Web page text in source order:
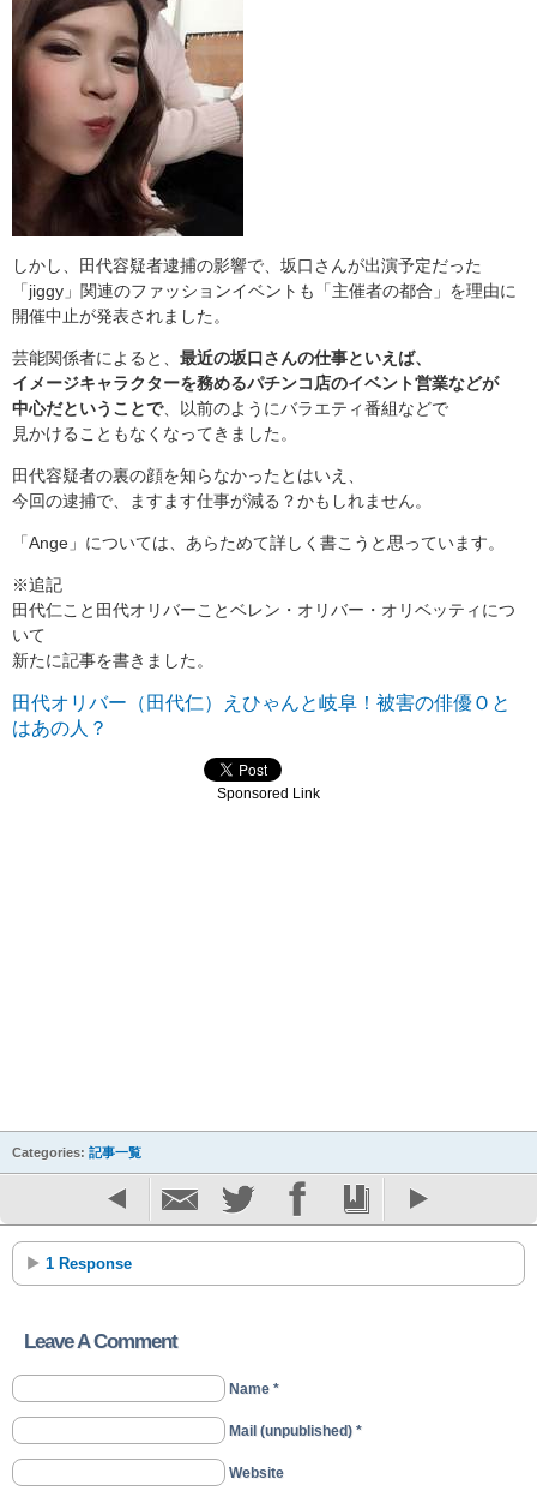
しかし、田代容疑者逮捕の影響で、坂口さんが出演予定だった
「jiggy」関連のファッションイベントも「主催者の都合」を理由に
開催中止が発表されました。
芸能関係者によると、 最近の坂口さんの仕事といえば、
イメージキャラクターを務めるパチンコ店のイベント営業などが
中心だということで、以前のようにバラエティ番組などで
見かけることもなくなってきました。
田代容疑者の裏の顔を知らなかったとはいえ、
今回の逮捕で、ますます仕事が減る？かもしれません。
「Ange」については、あらためて詳しく書こうと思っています。
※追記
田代仁こと田代オリバーことベレン・オリバー・オリベッティにつ
いて
新たに記事を書きました。
田代オリバー（田代仁）えひゃんと岐阜！被害の俳優Ｏと
はあの人？
Sponsored Link
Categories: 記事一覧
1 Response
Leave A Comment
Name *
Mail (unpublished) *
Website